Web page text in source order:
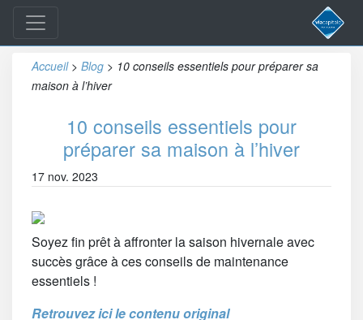
Accueil > Blog > 10 conseils essentiels pour préparer sa
maison à l’hiver
10 conseils essentiels pour
préparer sa maison à l’hiver
17 nov. 2023
Soyez fin prêt à affronter la saison hivernale avec
succès grâce à ces conseils de maintenance
essentiels !
Retrouvez ici le contenu original